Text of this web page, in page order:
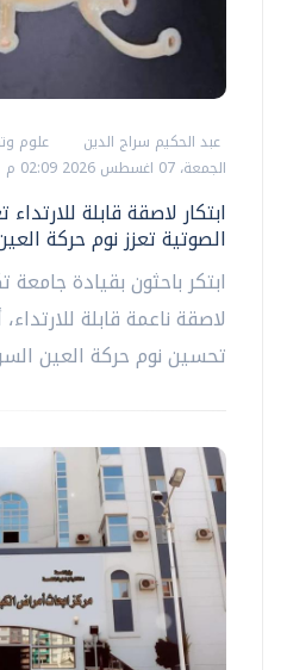
عبد الحكيم سراج الدين
علوم
الجمعة، 07 اغسطس 2026 02:09 م
ابتكار لاصقة قابلة
الصوتية تعزز نوم حركة
ابتكر باحثون بقيادة
لاصقة ناعمة قابلة
تحسين نوم حركة العين